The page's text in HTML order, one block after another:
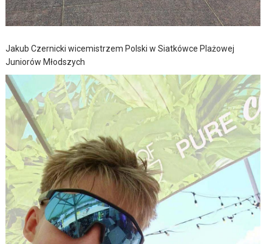
Jakub Czernicki wicemistrzem Polski w Siatkówce Plażowej
Juniorów Młodszych